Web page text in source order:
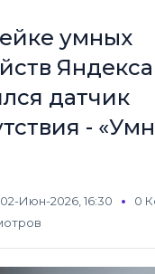
умных
Яндекса
датчик
-
02-Июн-2026, 16:30
0